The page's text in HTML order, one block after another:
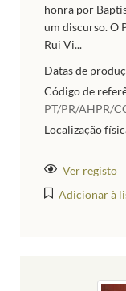
honra por
um discurso. O
Rui Vi...
Datas de
Código de
PT/PR/AHPR/
Localização
Ver registo
Adicionar à